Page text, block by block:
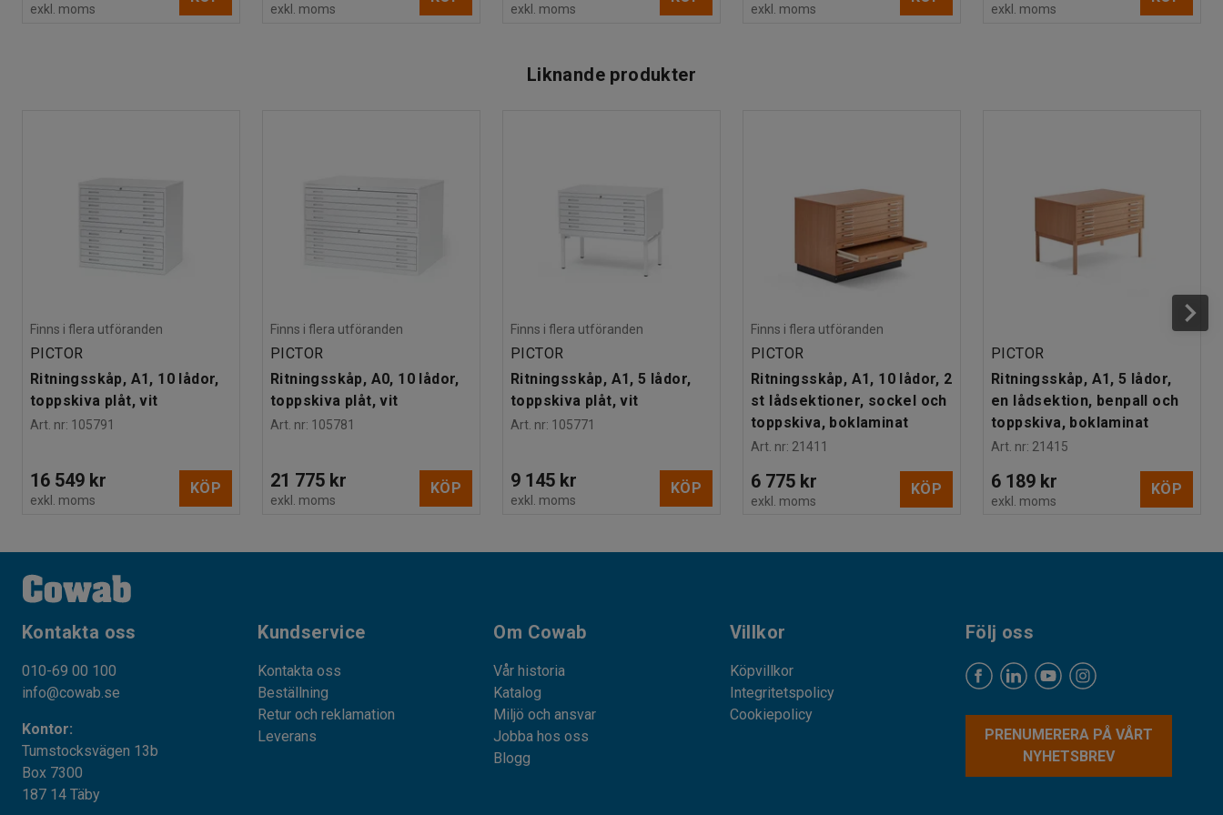
exkl. moms exkl. moms exkl. moms exkl. moms exkl. moms
Liknande produkter
Finns i flera utföranden
PICTOR
Ritningsskåp, A1, 10 lådor,
toppskiva plåt, vit
Art. nr: 105791
16 549 kr
exkl. moms
KÖP
Finns i flera utföranden
PICTOR
Ritningsskåp, A0, 10 lådor,
toppskiva plåt, vit
Art. nr: 105781
21 775 kr
exkl. moms
KÖP
Finns i flera utföranden
PICTOR
Ritningsskåp, A1, 5 lådor,
toppskiva plåt, vit
Art. nr: 105771
9 145 kr
exkl. moms
KÖP
Finns i flera utföranden
PICTOR
Ritningsskåp, A1, 10 lådor, 2
st lådsektioner, sockel och
toppskiva, boklaminat
Art. nr: 21411
6 775 kr
exkl. moms
KÖP
PICTOR
Ritningsskåp, A1, 5 lådor,
en lådsektion, benpall och
toppskiva, boklaminat
Art. nr: 21415
6 189 kr
exkl. moms
KÖP
Kontakta oss
010-69 00 100
info@cowab.se
Kontor:
Tumstocksvägen 13b
Box 7300
187 14 Täby
Kundservice
Kontakta oss
Beställning
Retur och reklamation
Leverans
Om Cowab
Vår historia
Katalog
Miljö och ansvar
Jobba hos oss
Blogg
Villkor
Köpvillkor
Integritetspolicy
Cookiepolicy
Följ oss
PRENUMERERA PÅ VÅRT
NYHETSBREV